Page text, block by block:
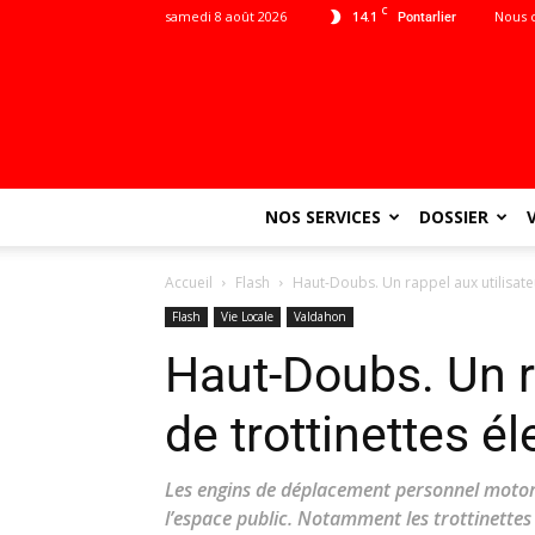
14.1 C Pontarlier
samedi 8 août 2026 Nous
NOS SERVICES DOSSIER
Accueil Flash Haut-Doubs. Un rappel aux
Flash Vie Locale Valdahon
Haut-Doubs. Un
de trottinettes
Les engins de déplacement personnel
l’espace public. Notamment les